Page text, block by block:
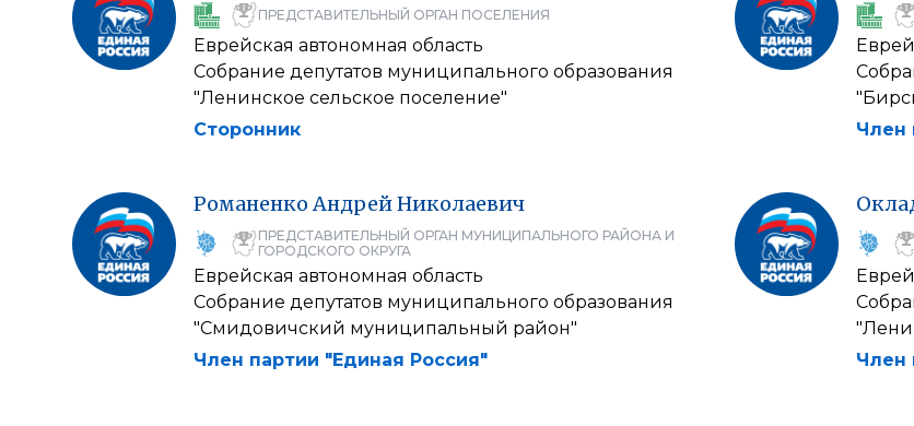
ПРЕДСТАВИТЕЛЬНЫЙ ОРГАН ПОСЕЛЕНИЯ
Еврейская автономная область
Собрание депутатов муниципального образования
"Ленинское сельское поселение"
Сторонник
Член
Романенко АндрейНиколаевич
ПРЕДСТАВИТЕЛЬНЫЙ ОРГАН МУНИЦИПАЛЬНОГО РАЙОНА И
ГОРОДСКОГО ОКРУГА
Еврейская автономная область
Собрание депутатов муниципального образования
"Смидовичский муниципальный район"
Член партии "Единая Россия"
Член